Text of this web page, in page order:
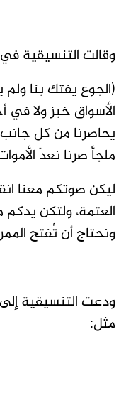
وقالت التنسيقية
(الجوع يفتك بنا
الأسواق خبز ولا في
يحاصرنا من كل جانب
ملجأ صرنا نعدّ
ليكن صوتكم معنا
العتمة، ولتكن يدكم
ونحتاج أن تُفتح
ودعت التنسيقية إلى
مثل: